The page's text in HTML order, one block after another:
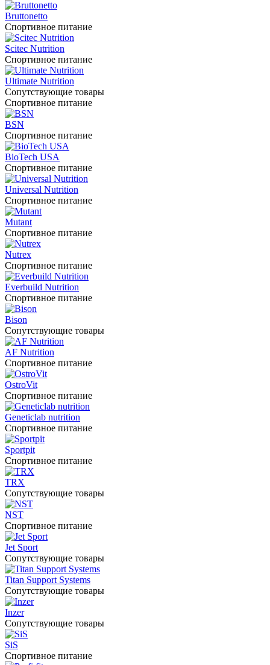
Bruttonetto
Спортивное питание
Scitec Nutrition
Спортивное питание
Ultimate Nutrition
Сопутствующие товары
Спортивное питание
BSN
Спортивное питание
BioTech USA
Спортивное питание
Universal Nutrition
Спортивное питание
Mutant
Спортивное питание
Nutrex
Спортивное питание
Everbuild Nutrition
Спортивное питание
Bison
Сопутствующие товары
AF Nutrition
Спортивное питание
OstroVit
Спортивное питание
Geneticlab nutrition
Спортивное питание
Sportpit
Спортивное питание
TRX
Сопутствующие товары
NST
Спортивное питание
Jet Sport
Сопутствующие товары
Titan Support Systems
Сопутствующие товары
Inzer
Сопутствующие товары
SiS
Спортивное питание